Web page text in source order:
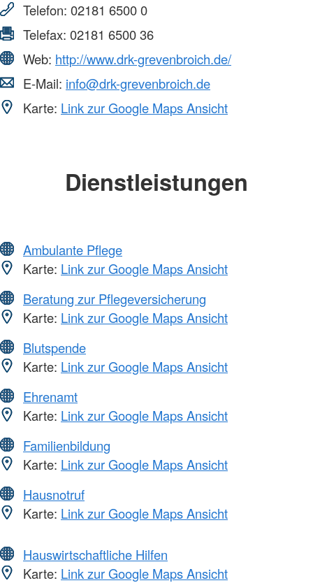
Telefon: 02181 6500 0
Telefax: 02181 6500 36
Web: http://www.drk-grevenbroich.de/
E-Mail: info@drk-grevenbroich.de
Karte: Link zur Google Maps Ansicht
Dienstleistungen
Ambulante Pflege
Karte: Link zur Google Maps Ansicht
Beratung zur Pflegeversicherung
Karte: Link zur Google Maps Ansicht
Blutspende
Karte: Link zur Google Maps Ansicht
Ehrenamt
Karte: Link zur Google Maps Ansicht
Familienbildung
Karte: Link zur Google Maps Ansicht
Hausnotruf
Karte: Link zur Google Maps Ansicht
Hauswirtschaftliche Hilfen
Karte: Link zur Google Maps Ansicht